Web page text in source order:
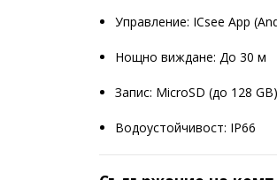
Управление: ICsee App
Нощно виждане: До 30 м
Запис: MicroSD (до 128 GB)
Водоустойчивост: IP66